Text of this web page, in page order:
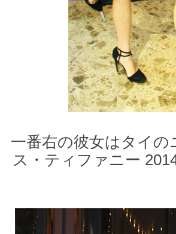
一番右の彼女はタイの
ス・ティファニー